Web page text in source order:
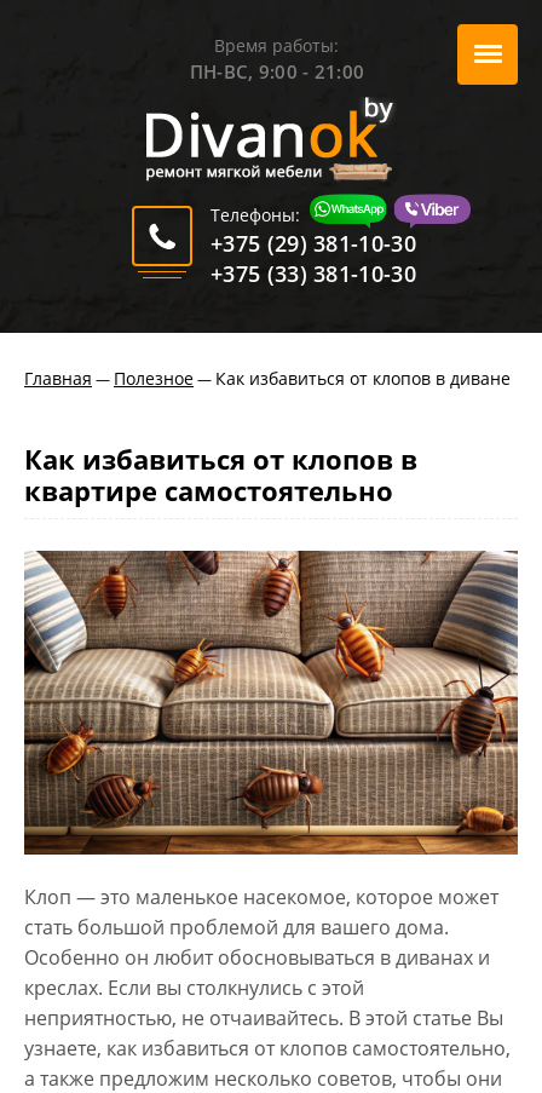
Время работы:
ПН-ВС, 9:00 - 21:00
Телефоны:
+375 (29) 381-10-30
+375 (33) 381-10-30
Главная — Полезное— Как избавиться от клопов в диване
Как избавиться от клопов в
квартире самостоятельно
Клоп — это маленькое насекомое, которое может
стать большой проблемой для вашего дома.
Особенно он любит обосновываться в диванах и
креслах. Если вы столкнулись с этой
неприятностью, не отчаивайтесь. В этой статье Вы
узнаете, как избавиться от клопов самостоятельно,
а также предложим несколько советов, чтобы они